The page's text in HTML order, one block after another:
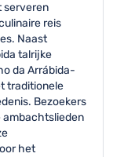
serveren
reis
Naast
talrijke
da Arrábida-
traditionele
Bezoekers
ambachtslieden
het